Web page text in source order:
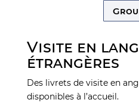
Visite en
étrangères
Des livrets de visite en
disponibles à l’accueil.